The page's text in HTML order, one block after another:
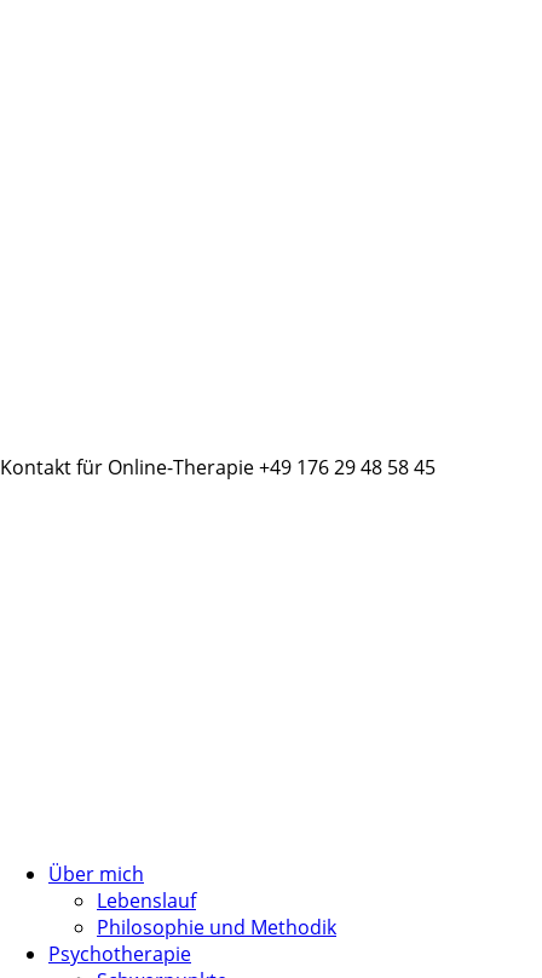
Kontakt für Online-Therapie +49 176 29 48 58 45
Über mich
Lebenslauf
Philosophie und Methodik
Psychotherapie